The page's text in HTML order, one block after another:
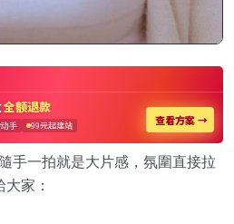
手一拍就是大片感，氛圍直接拉
家：